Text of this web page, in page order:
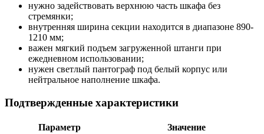
нужно задействовать верхнюю часть шкафа без
стремянки;
внутренняя ширина секции находится в диапазоне 890-
1210 мм;
важен мягкий подъем загруженной штанги при
ежедневном использовании;
нужен светлый пантограф под белый корпус или
нейтральное наполнение шкафа.
Подтвержденные характеристики
Параметр
Значение